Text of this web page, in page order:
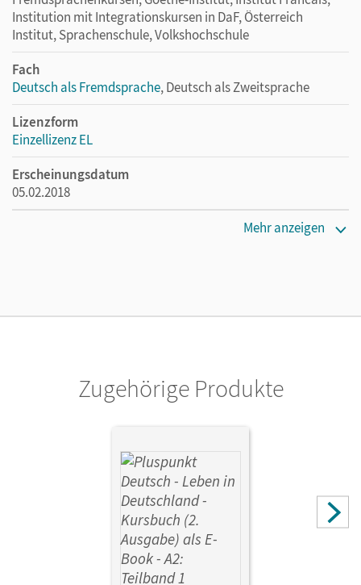
Institution mit Integrationskursen in DaF, Österreich
Institut, Sprachenschule, Volkshochschule
Fach
Deutsch als Fremdsprache, Deutsch als Zweitsprache
Lizenzform
Einzellizenz EL
Erscheinungsdatum
05.02.2018
Mehr anzeigen
Zugehörige Produkte